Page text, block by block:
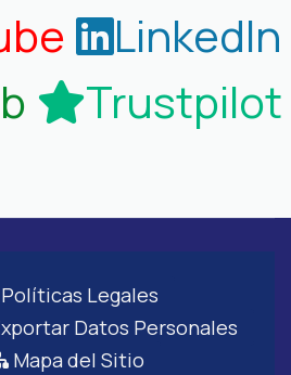
LinkedIn
Trustpilot
Políticas Legales
Datos Personales
Mapa del Sitio